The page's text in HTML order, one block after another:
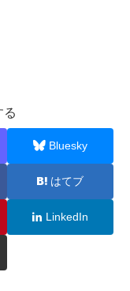
る
Bluesky
はてブ
LinkedIn